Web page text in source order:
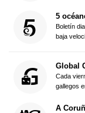
5
Boletín
baja
Global
Cada
gallegos
A